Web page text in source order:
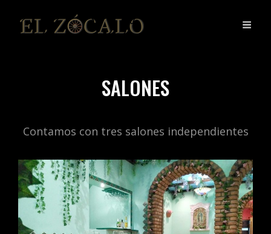
SALONES
Contamos con tres salones independientes